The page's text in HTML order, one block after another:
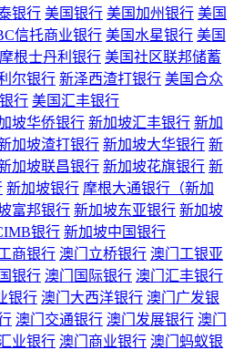
银行 美国银行 美国加州银行 美国
信托商业银行 美国水星银行 美国
根士丹利银行 美国社区联邦储蓄
尔银行 新泽西渣打银行 美国合众
行 美国汇丰银行
坡华侨银行 新加坡汇丰银行 新加
加坡渣打银行 新加坡大华银行 新
加坡联昌银行 新加坡花旗银行 新
新加坡银行 摩根大通银行（新加
富邦银行 新加坡东亚银行 新加坡
银行 新加坡中国银行
商银行 澳门立桥银行 澳门工银亚
银行 澳门国际银行 澳门汇丰银行
银行 澳门大西洋银行 澳门广发银
澳门交通银行 澳门发展银行 澳门
业银行 澳门商业银行 澳门蚂蚁银